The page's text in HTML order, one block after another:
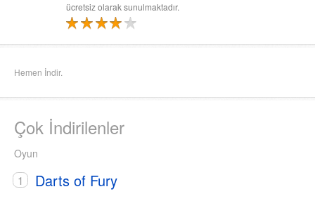
ücretsiz olarak sunulmaktadır.
Hemen İndir.
Çok İndirilenler
Oyun
Darts of Fury